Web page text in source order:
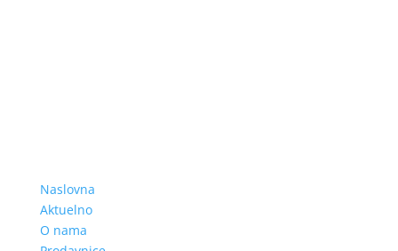
Naslovna
Aktuelno
O nama